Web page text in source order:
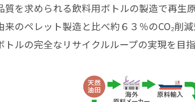
質を求められる飲料用ボトルの製造で再生
来のペレット製造と比べ約６３％のCO₂削
トルの完全なリサイクルループの実現を目